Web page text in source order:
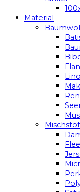
Material